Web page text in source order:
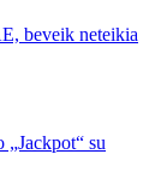
beveik neteikia
su